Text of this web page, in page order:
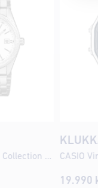
CASIO Timeless Collection UTP-1302PD-7AVEF
19.990